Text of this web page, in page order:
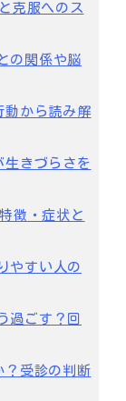
克服へのス
の関係や脳
動から読み解
生きづらさを
徴・症状と
やすい人の
過ごす？回
？受診の判断